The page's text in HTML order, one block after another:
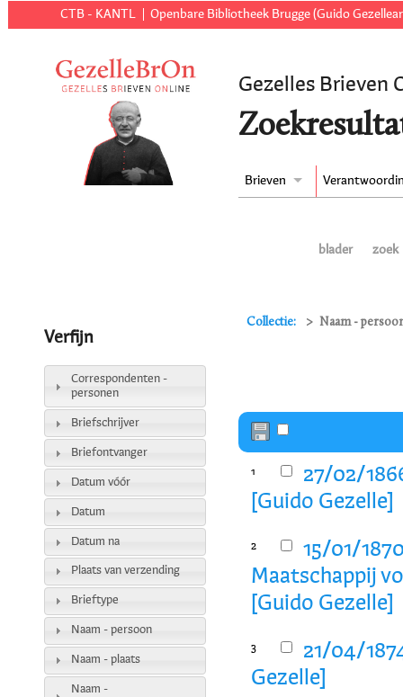
CTB - KANTL Openbare Bibliotheek Brugge (Guido
Gezelles Brieven
Brieven
blader zoek
Collectie: Naam -
1
27/02/
[Guido Gezelle]
2
15/01/
Maatschappij
[Guido Gezelle]
3
21/04/
Gezelle]
Verfijn
Correspondenten -
personen
Briefschrijver
Briefontvanger
Datum vóór
Datum
Datum na
Plaats van verzending
Brieftype
Naam - persoon
Naam - plaats
Naam -